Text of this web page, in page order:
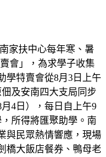
家扶中心每年寒、暑
會」，為求學子收集
學特賣會從8月3日上午
及安南四大支局同步
4日），每日自上午9
所得將匯聚助學。南
與民眾熱情響應，現場
橋大飯店餐券、鴨母老